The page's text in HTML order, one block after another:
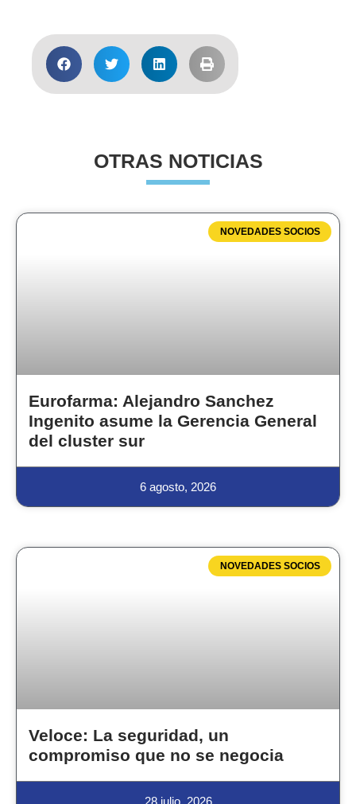
OTRAS NOTICIAS
NOVEDADES SOCIOS
Eurofarma: Alejandro Sanchez
Ingenito asume la Gerencia General
del cluster sur
6 agosto, 2026
NOVEDADES SOCIOS
Veloce: La seguridad, un
compromiso que no se negocia
28 julio, 2026